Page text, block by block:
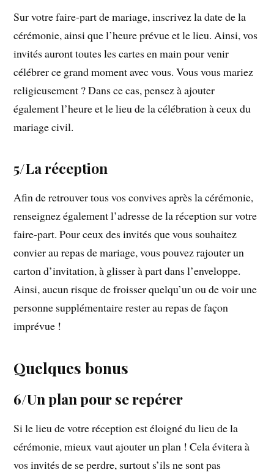
Sur votre faire-part de mariage, inscrivez la date de la
cérémonie, ainsi que l’heure prévue et le lieu. Ainsi, vos
invités auront toutes les cartes en main pour venir
célébrer ce grand moment avec vous. Vous vous mariez
religieusement ? Dans ce cas, pensez à ajouter
également l’heure et le lieu de la célébration à ceux du
mariage civil.
5/La réception
Afin de retrouver tous vos convives après la cérémonie,
renseignez également l’adresse de la réception sur votre
faire-part. Pour ceux des invités que vous souhaitez
convier au repas de mariage, vous pouvez rajouter un
carton d’invitation, à glisser à part dans l’enveloppe.
Ainsi, aucun risque de froisser quelqu’un ou de voir une
personne supplémentaire rester au repas de façon
imprévue !
Quelques bonus
6/Un plan pour se repérer
Si le lieu de votre réception est éloigné du lieu de la
cérémonie, mieux vaut ajouter un plan ! Cela évitera à
vos invités de se perdre, surtout s’ils ne sont pas